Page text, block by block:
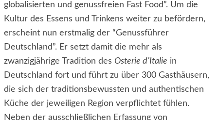
globalisierten und genussfreien Fast Food”. Um die
Kultur des Essens und Trinkens weiter zu befördern,
erscheint nun erstmalig der “Genussführer
Deutschland”. Er setzt damit die mehr als
zwanzigjährige Tradition des Osterie d’Italie in
Deutschland fort und führt zu über 300 Gasthäusern,
die sich der traditionsbewussten und authentischen
Küche der jeweiligen Region verpflichtet fühlen.
Neben der ausschließlichen Erfassung von